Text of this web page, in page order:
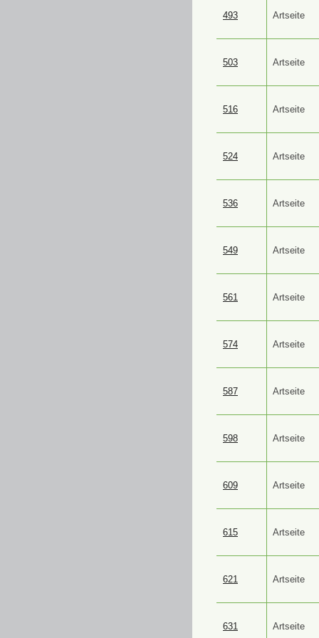
493 Artseite
503 Artseite
516 Artseite
524 Artseite
536 Artseite
549 Artseite
561 Artseite
574 Artseite
587 Artseite
598 Artseite
609 Artseite
615 Artseite
621 Artseite
631 Artseite